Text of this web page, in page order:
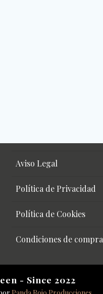
Aviso Legal
Política de Privacidad
Política de Cookies
Condiciones de compra
- Since 2022